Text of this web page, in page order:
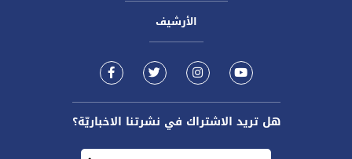
الأرشيف
هل تريد الاشتراك في نشرتنا الاخباريّة؟